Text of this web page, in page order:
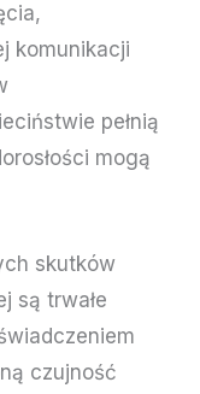
komunikacji
pełnią
mogą
skutków
są trwałe
czujność